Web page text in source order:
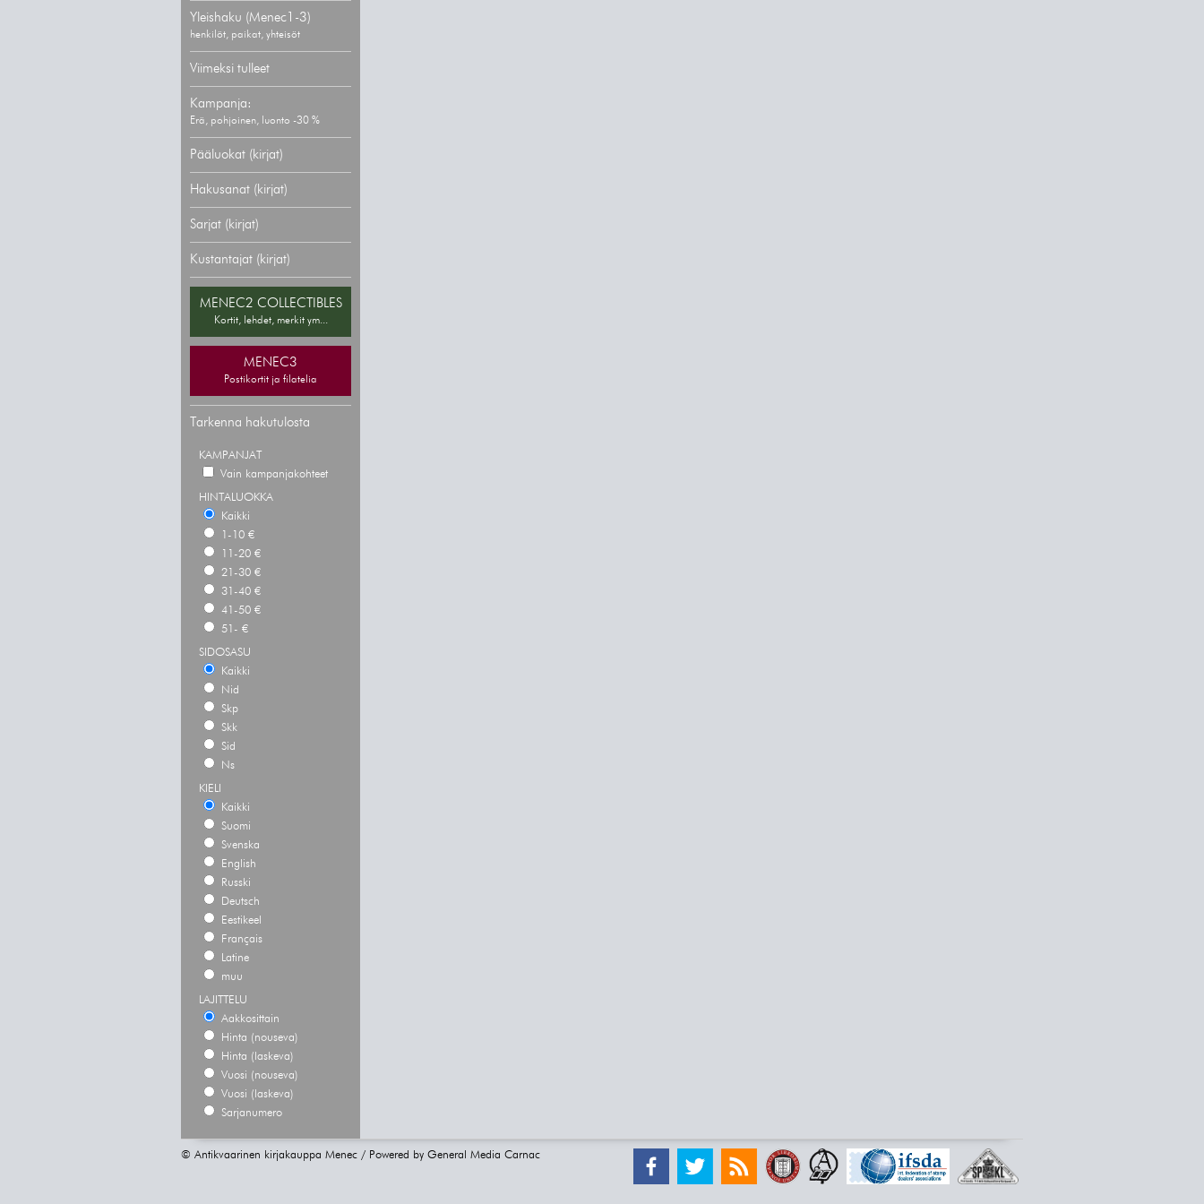
Yleishaku (Menec1-3)
henkilöt, paikat, yhteisöt
Viimeksi tulleet
Kampanja:
Erä, pohjoinen, luonto -30 %
Pääluokat (kirjat)
Hakusanat (kirjat)
Sarjat (kirjat)
Kustantajat (kirjat)
MENEC2 COLLECTIBLES
Kortit, lehdet, merkit ym...
MENEC3
Postikortit ja filatelia
Tarkenna hakutulosta
KAMPANJAT
Vain kampanjakohteet
HINTALUOKKA
Kaikki
1-10 €
11-20 €
21-30 €
31-40 €
41-50 €
51- €
SIDOSASU
Kaikki
Nid
Skp
Skk
Sid
Ns
KIELI
Kaikki
Suomi
Svenska
English
Russki
Deutsch
Eestikeel
Français
Latine
muu
LAJITTELU
Aakkosittain
Hinta (nouseva)
Hinta (laskeva)
Vuosi (nouseva)
Vuosi (laskeva)
Sarjanumero
© Antikvaarinen kirjakauppa Menec / Powered by General Media Carnac